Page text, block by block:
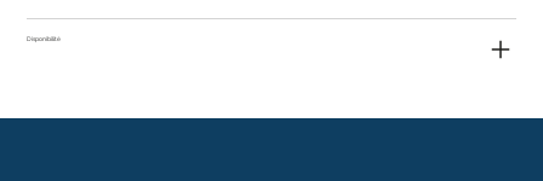
Disponibilité